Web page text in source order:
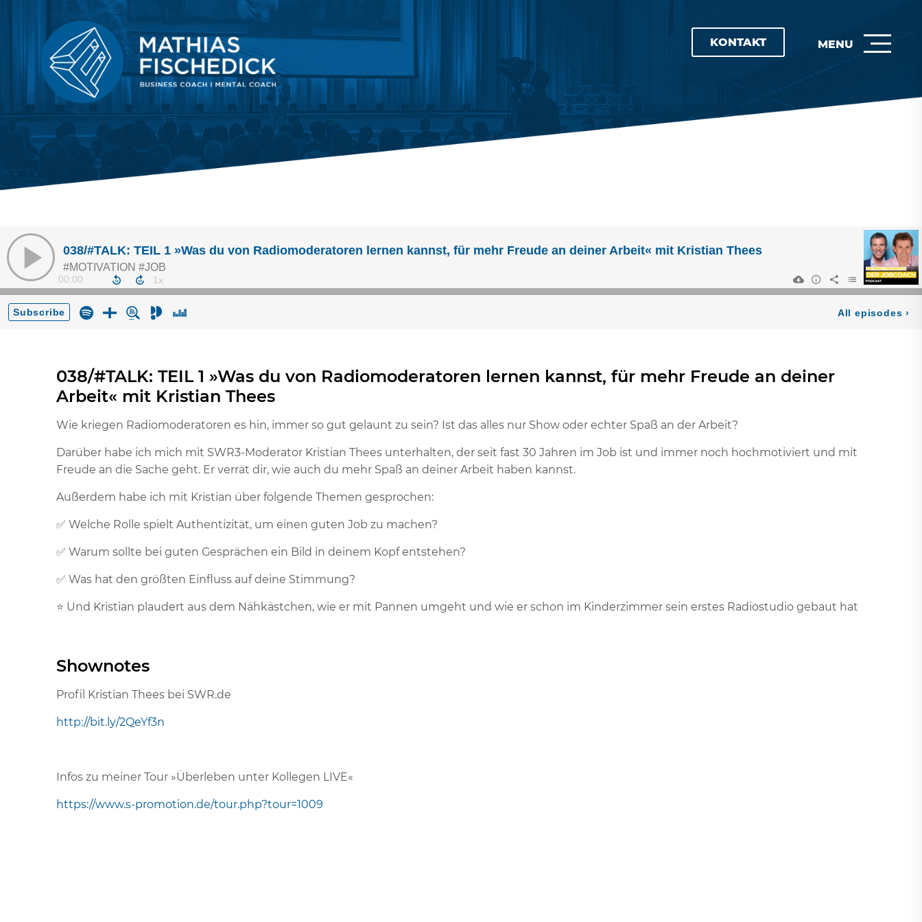
KONTAKT MENU
038/#TALK: TEIL 1 »Was du von Radiomoderatoren lernen kannst, für mehr Freude an deiner
Arbeit« mit Kristian Thees
Wie kriegen Radiomoderatoren es hin, immer so gut gelaunt zu sein? Ist das alles nur Show oder echter Spaß an der Arbeit?
Darüber habe ich mich mit SWR3-Moderator Kristian Thees unterhalten, der seit fast 30 Jahren im Job ist und immer noch hochmotiviert und mit
Freude an die Sache geht. Er verrät dir, wie auch du mehr Spaß an deiner Arbeit haben kannst.
Außerdem habe ich mit Kristian über folgende Themen gesprochen:
✅ Welche Rolle spielt Authentizität, um einen guten Job zu machen?
✅ Warum sollte bei guten Gesprächen ein Bild in deinem Kopf entstehen?
✅ Was hat den größten Einfluss auf deine Stimmung?
⭐️ Und Kristian plaudert aus dem Nähkästchen, wie er mit Pannen umgeht und wie er schon im Kinderzimmer sein erstes Radiostudio gebaut hat
Shownotes
Profil Kristian Thees bei SWR.de
http://bit.ly/2QeYf3n
Infos zu meiner Tour »Überleben unter Kollegen LIVE«
https://www.s-promotion.de/tour.php?tour=1009